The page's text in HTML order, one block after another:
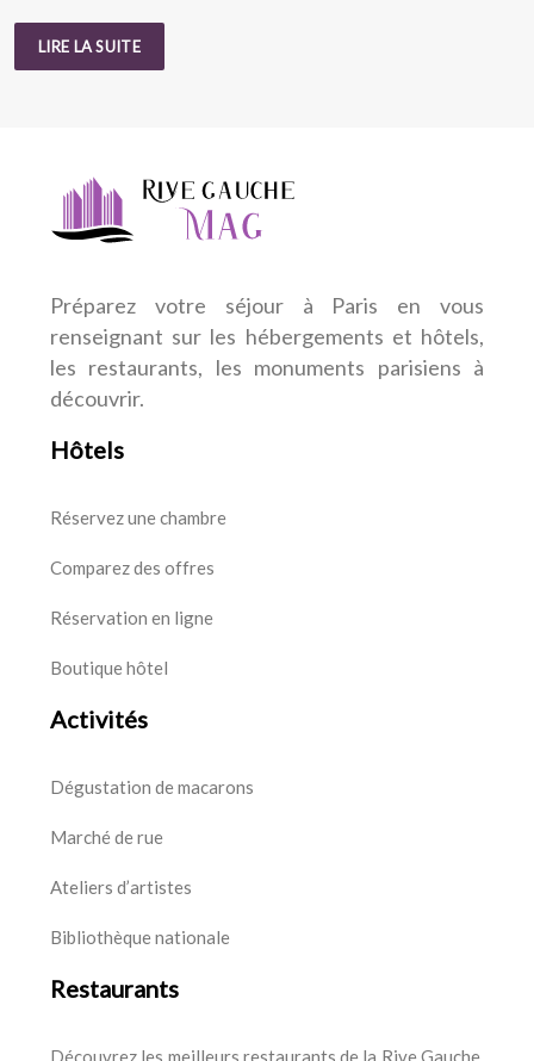
LIRE LA SUITE
Préparez votre séjour à Paris en vous
renseignant sur les hébergements et hôtels,
les restaurants, les monuments parisiens à
découvrir.
Hôtels
Réservez une chambre
Comparez des offres
Réservation en ligne
Boutique hôtel
Activités
Dégustation de macarons
Marché de rue
Ateliers d’artistes
Bibliothèque nationale
Restaurants
Découvrez les meilleurs restaurants de la Rive Gauche.